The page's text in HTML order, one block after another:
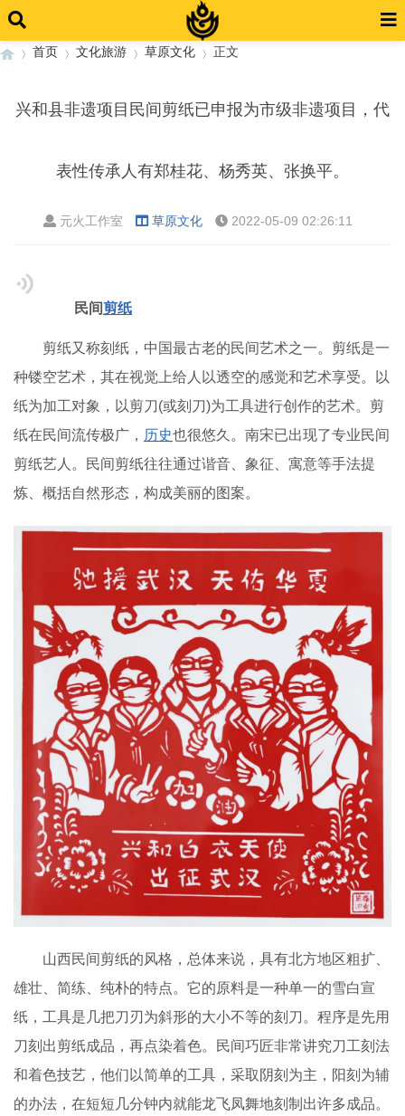
首页 文化旅游 草原文化 正文
兴和县非遗项目民间剪纸已申报为市级非遗项目，代
表性传承人有郑桂花、杨秀英、张换平。
元火工作室 草原文化 2022-05-09 02:26:11
民间剪纸
剪纸又称刻纸，中国最古老的民间艺术之一。剪纸是一
种镂空艺术，其在视觉上给人以透空的感觉和艺术享受。以
纸为加工对象，以剪刀(或刻刀)为工具进行创作的艺术。剪
纸在民间流传极广， 历史也很悠久。南宋已出现了专业民间
剪纸艺人。民间剪纸往往通过谐音、象征、寓意等手法提
炼、概括自然形态，构成美丽的图案。
山西民间剪纸的风格，总体来说，具有北方地区粗扩、
雄壮、简练、纯朴的特点。它的原料是一种单一的雪白宣
纸，工具是几把刀刃为斜形的大小不等的刻刀。程序是先用
刀刻出剪纸成品，再点染着色。民间巧匠非常讲究刀工刻法
和着色技艺，他们以简单的工具，采取阴刻为主，阳刻为辅
的办法，在短短几分钟内就能龙飞凤舞地刻制出许多成品。